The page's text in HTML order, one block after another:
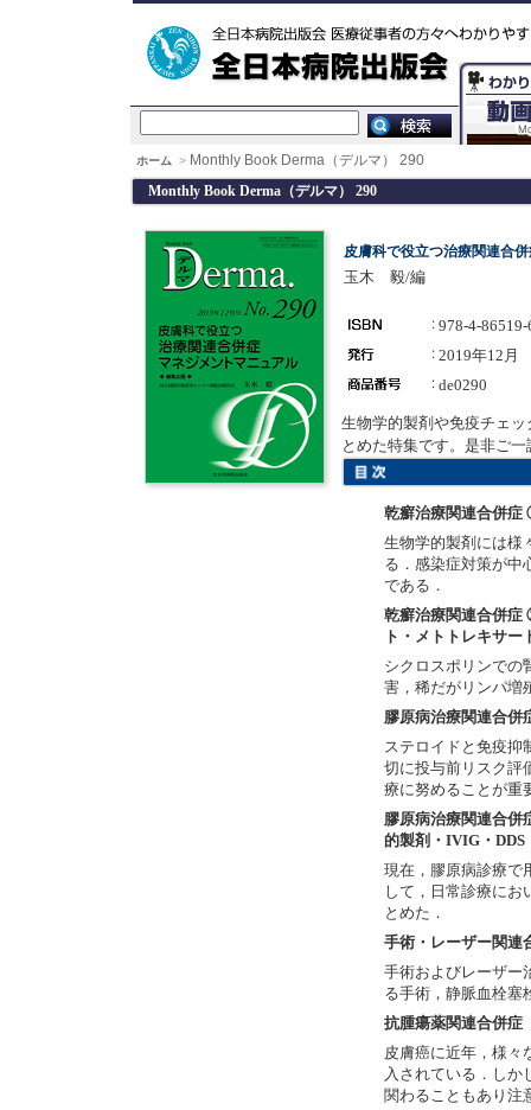
ホーム > Monthly Book Derma（デルマ） 290
Monthly Book Derma（デルマ） 290
皮膚科で役立つ治療関連合
玉木 毅/編
978-4-
2019年12月
de0290
生物学的製剤や免疫チェ
とめた特集です。是非ご
乾癬治療関連合併症
生物学的製剤には様
る．感染症対策が中
である．
乾癬治療関連合併症
ト・メトトレキサ
シクロスポリンでの
害，稀だがリンパ増
膠原病治療関連合
ステロイドと免疫抑
切に投与前リスク評
療に努めることが重
膠原病治療関連合
的製剤・IVIG・DDS
現在，膠原病診療で
して，日常診療にお
とめた．
手術・レーザー関連
手術およびレーザー
る手術，静脈血栓塞
抗腫瘍薬関連合併症
皮膚癌に近年，様々
入されている．しか
関わることもあり注